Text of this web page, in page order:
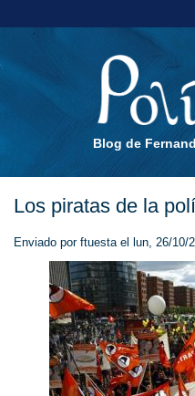
Blog de
Los piratas de la
Enviado por ftuestael lun, 26/10/